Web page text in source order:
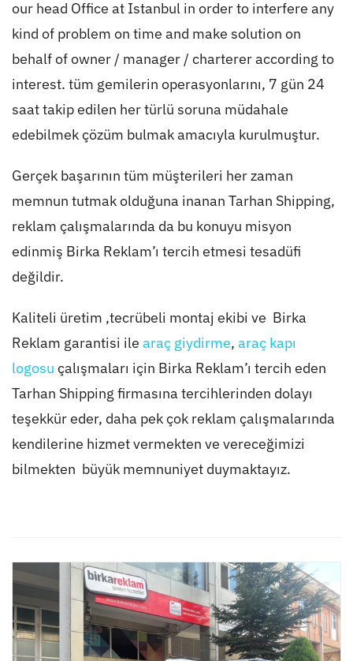
our head Office at Istanbul in order to interfere any
kind of problem on time and make solution on
behalf of owner / manager / charterer according to
interest. tüm gemilerin operasyonlarını, 7 gün 24
saat takip edilen her türlü soruna müdahale
edebilmek çözüm bulmak amacıyla kurulmuştur.
Gerçek başarının tüm müşterileri her zaman
memnun tutmak olduğuna inanan Tarhan Shipping,
reklam çalışmalarında da bu konuyu misyon
edinmiş Birka Reklam’ı tercih etmesi tesadüfi
değildir.
Kaliteli üretim ,tecrübeli montaj ekibi ve Birka
Reklam garantisi ile araç giydirme, araç kapı
logosu çalışmaları için Birka Reklam’ı tercih eden
Tarhan Shipping firmasına tercihlerinden dolayı
teşekkür eder, daha pek çok reklam çalışmalarında
kendilerine hizmet vermekten ve vereceğimizi
bilmekten büyük memnuniyet duymaktayız.